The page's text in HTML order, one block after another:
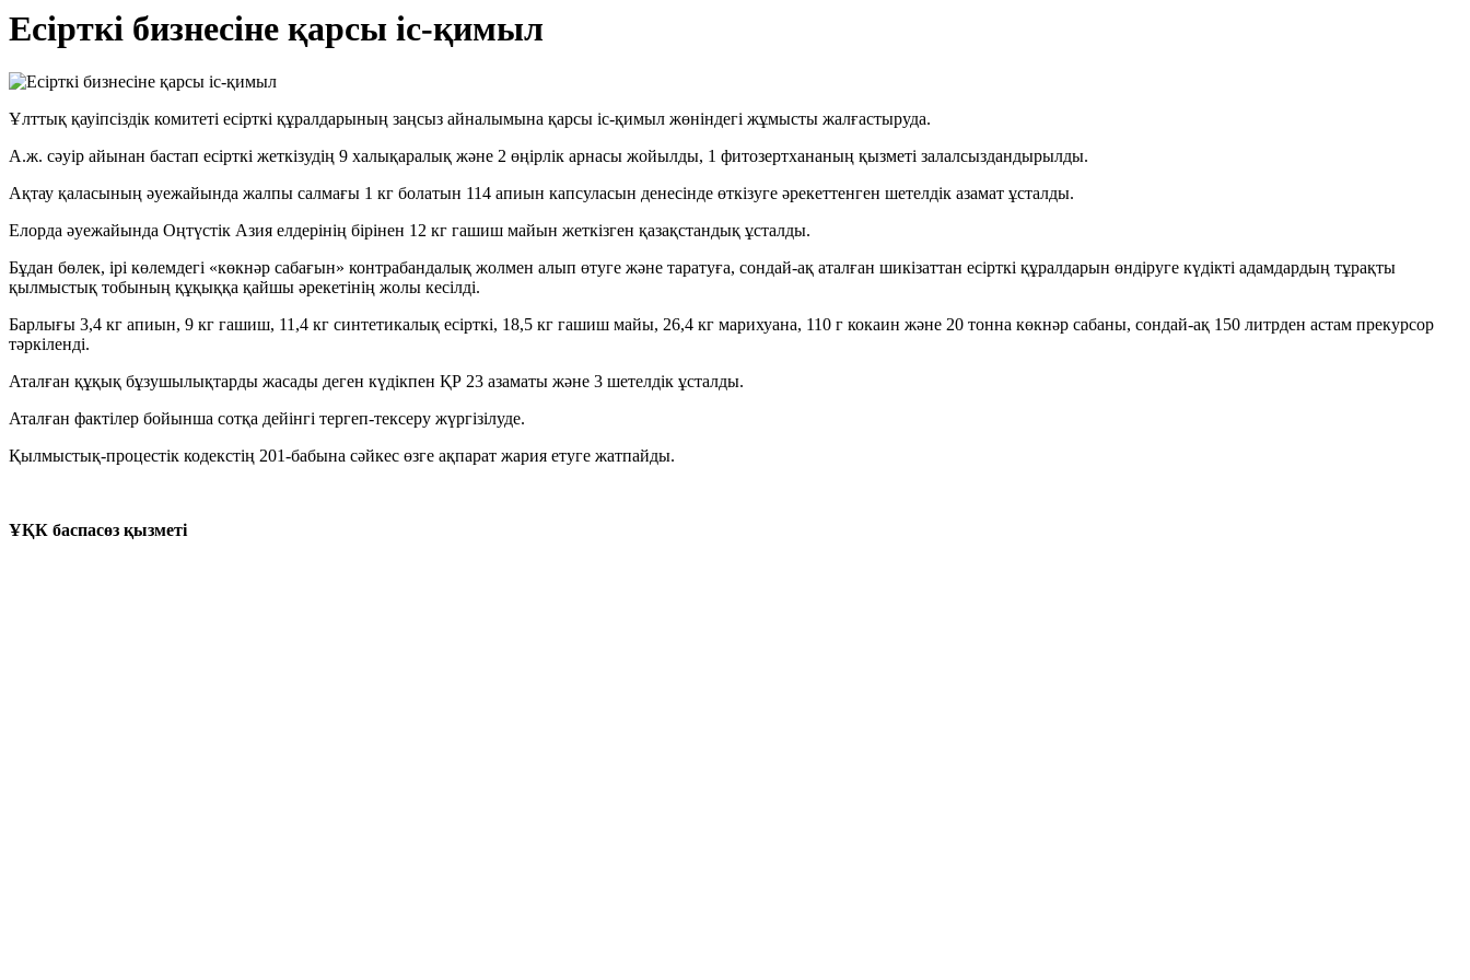
Есірткі бизнесіне қарсы іс-қимыл
Ұлттық қауіпсіздік комитеті есірткі құралдарының заңсыз айналымына қарсы іс-қимыл жөніндегі жұмысты жалғастыруда.
А.ж. сәуір айынан бастап есірткі жеткізудің 9 халықаралық және 2 өңірлік арнасы жойылды, 1 фитозертхананың қызметі залалсыздандырылды.
Ақтау қаласының әуежайында жалпы салмағы 1 кг болатын 114 апиын капсуласын денесінде өткізуге әрекеттенген шетелдік азамат ұсталды.
Елорда әуежайында Оңтүстік Азия елдерінің бірінен 12 кг гашиш майын жеткізген қазақстандық ұсталды.
Бұдан бөлек, ірі көлемдегі «көкнәр сабағын» контрабандалық жолмен алып өтуге және таратуға, сондай-ақ аталған шикізаттан есірткі құралдарын өндіруге күдікті адамдардың тұрақты
қылмыстық тобының құқыққа қайшы әрекетінің жолы кесілді.
Барлығы 3,4 кг апиын, 9 кг гашиш, 11,4 кг синтетикалық есірткі, 18,5 кг гашиш майы, 26,4 кг марихуана, 110 г кокаин және 20 тонна көкнәр сабаны, сондай-ақ 150 литрден астам прекурсор
тәркіленді.
Аталған құқық бұзушылықтарды жасады деген күдікпен ҚР 23 азаматы және 3 шетелдік ұсталды.
Аталған фактілер бойынша сотқа дейінгі тергеп-тексеру жүргізілуде.
Қылмыстық-процестік кодекстің 201-бабына сәйкес өзге ақпарат жария етуге жатпайды.
ҰҚК баспасөз қызметі